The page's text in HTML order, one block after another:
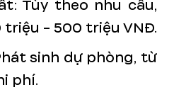
Tùy theo nhu cầu,
- 500 triệu VNĐ.
sinh dự phòng, từ
phí.